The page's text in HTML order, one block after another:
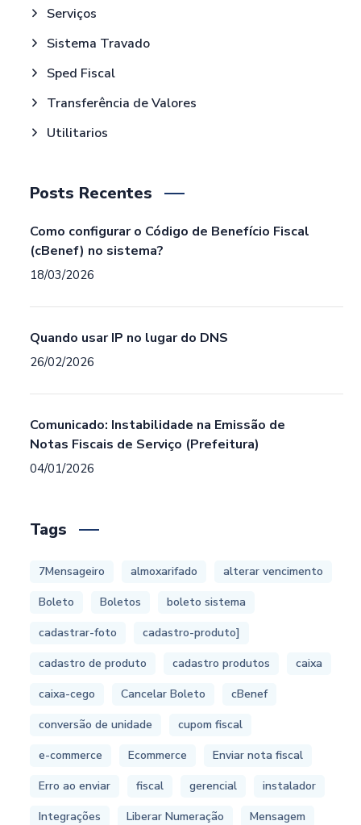
Serviços
Sistema Travado
Sped Fiscal
Transferência de Valores
Utilitarios
Posts Recentes
Como configurar o Código de Benefício Fiscal
(cBenef) no sistema?
18/03/2026
Quando usar IP no lugar do DNS
26/02/2026
Comunicado: Instabilidade na Emissão de
Notas Fiscais de Serviço (Prefeitura)
04/01/2026
Tags
7Mensageiro almoxarifado
alterar vencimento
Boleto
Boletos
boleto sistema
cadastrar-foto
cadastro-produto]
cadastro de produto
cadastro produtos
caixa
caixa-cego
Cancelar Boleto
cBenef
conversão de unidade
cupom fiscal
e-commerce
Ecommerce
Enviar nota fiscal
Erro ao enviar
fiscal gerencial
instalador
Integrações
Liberar Numeração
Mensagem